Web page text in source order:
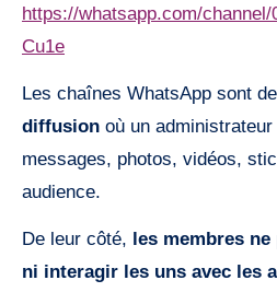
https://whatsapp.com/
Cu1e
Les chaînes WhatsApp sont
diffusion où un
messages, photos, vidéos,
audience.
De leur côté, les membres
ni interagir les uns avec les